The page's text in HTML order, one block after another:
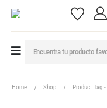
Home Shop Product Tag -